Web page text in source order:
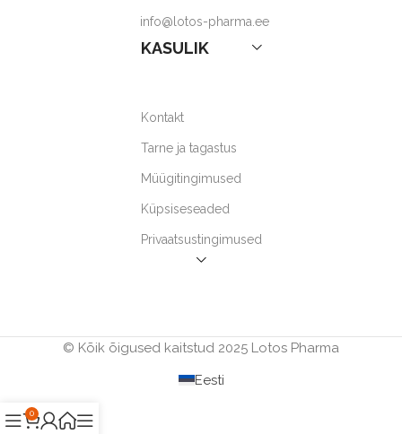
info@lotos-pharma.ee
KASULIK
Kontakt
Tarne ja tagastus
Müügitingimused
Küpsiseseaded
Privaatsustingimused
© Kõik õigused kaitstud 2025 Lotos Pharma
0
Eesti